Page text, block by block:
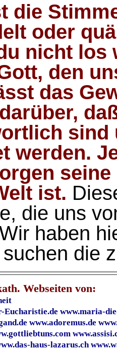
die
oder
nicht los
den
das
sind
werden.
ist.
die uns
haben
die
Webseiten von:
Eucharistie.de www.maria-
www.adoremus.de
haus-lazarus.ch